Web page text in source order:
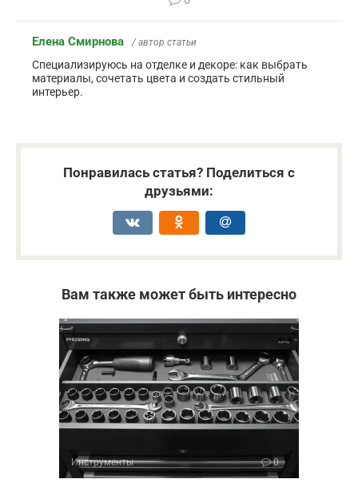
Елена Смирнова / автор статьи
Специализируюсь на отделке и декоре: как выбрать
материалы, сочетать цвета и создать стильный
интерьер.
Понравилась статья? Поделиться с
друзьями:
Вам также может быть интересно
Инструменты 0